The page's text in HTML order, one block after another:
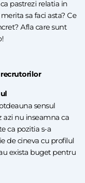
pastrezi relatia in
sa faci asta? Ce
Afla care sunt
recrutorilor
sensul
azi nu inseamna ca
ca pozitia s-a
de cineva cu profilul
exista buget pentru